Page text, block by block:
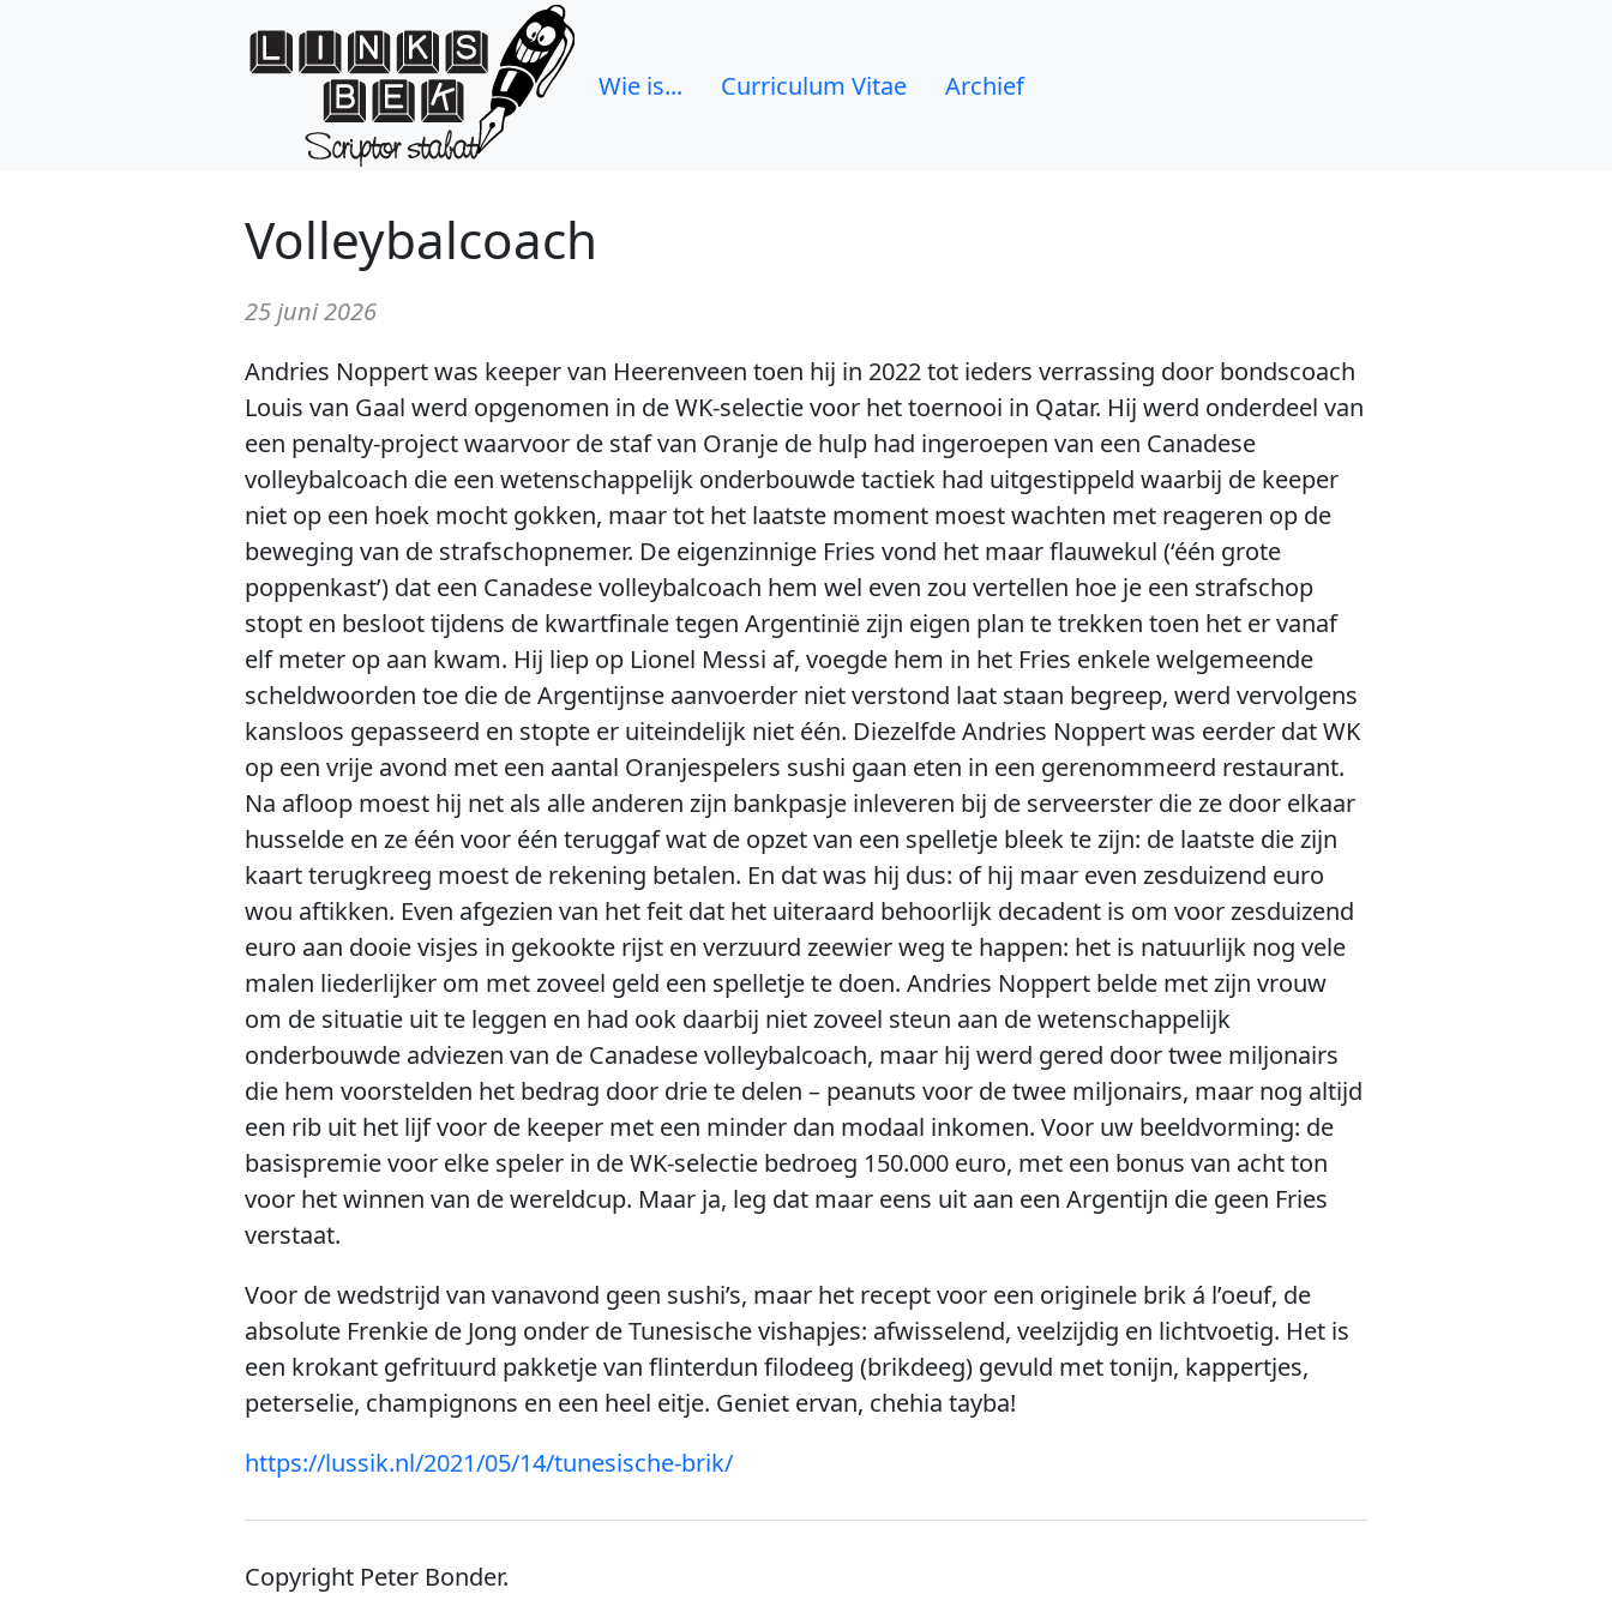
Wie is... Curriculum Vitae Archief
Volleybalcoach
25 juni 2026
Andries Noppert was keeper van Heerenveen toen hij in 2022 tot ieders verrassing door bondscoach
Louis van Gaal werd opgenomen in de WK-selectie voor het toernooi in Qatar. Hij werd onderdeel van
een penalty-project waarvoor de staf van Oranje de hulp had ingeroepen van een Canadese
volleybalcoach die een wetenschappelijk onderbouwde tactiek had uitgestippeld waarbij de keeper
niet op een hoek mocht gokken, maar tot het laatste moment moest wachten met reageren op de
beweging van de strafschopnemer. De eigenzinnige Fries vond het maar flauwekul (‘één grote
poppenkast’) dat een Canadese volleybalcoach hem wel even zou vertellen hoe je een strafschop
stopt en besloot tijdens de kwartfinale tegen Argentinië zijn eigen plan te trekken toen het er vanaf
elf meter op aan kwam. Hij liep op Lionel Messi af, voegde hem in het Fries enkele welgemeende
scheldwoorden toe die de Argentijnse aanvoerder niet verstond laat staan begreep, werd vervolgens
kansloos gepasseerd en stopte er uiteindelijk niet één. Diezelfde Andries Noppert was eerder dat WK
op een vrije avond met een aantal Oranjespelers sushi gaan eten in een gerenommeerd restaurant.
Na afloop moest hij net als alle anderen zijn bankpasje inleveren bij de serveerster die ze door elkaar
husselde en ze één voor één teruggaf wat de opzet van een spelletje bleek te zijn: de laatste die zijn
kaart terugkreeg moest de rekening betalen. En dat was hij dus: of hij maar even zesduizend euro
wou aftikken. Even afgezien van het feit dat het uiteraard behoorlijk decadent is om voor zesduizend
euro aan dooie visjes in gekookte rijst en verzuurd zeewier weg te happen: het is natuurlijk nog vele
malen liederlijker om met zoveel geld een spelletje te doen. Andries Noppert belde met zijn vrouw
om de situatie uit te leggen en had ook daarbij niet zoveel steun aan de wetenschappelijk
onderbouwde adviezen van de Canadese volleybalcoach, maar hij werd gered door twee miljonairs
die hem voorstelden het bedrag door drie te delen – peanuts voor de twee miljonairs, maar nog altijd
een rib uit het lijf voor de keeper met een minder dan modaal inkomen. Voor uw beeldvorming: de
basispremie voor elke speler in de WK-selectie bedroeg 150.000 euro, met een bonus van acht ton
voor het winnen van de wereldcup. Maar ja, leg dat maar eens uit aan een Argentijn die geen Fries
verstaat.
Voor de wedstrijd van vanavond geen sushi’s, maar het recept voor een originele brik á l’oeuf, de
absolute Frenkie de Jong onder de Tunesische vishapjes: afwisselend, veelzijdig en lichtvoetig. Het is
een krokant gefrituurd pakketje van flinterdun filodeeg (brikdeeg) gevuld met tonijn, kappertjes,
peterselie, champignons en een heel eitje. Geniet ervan, chehia tayba!
https://lussik.nl/2021/05/14/tunesische-brik/
Copyright Peter Bonder.